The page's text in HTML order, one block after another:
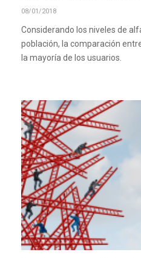
08/01/2018
Considerando los niveles de
población, la comparación
la mayoría de los usuarios.